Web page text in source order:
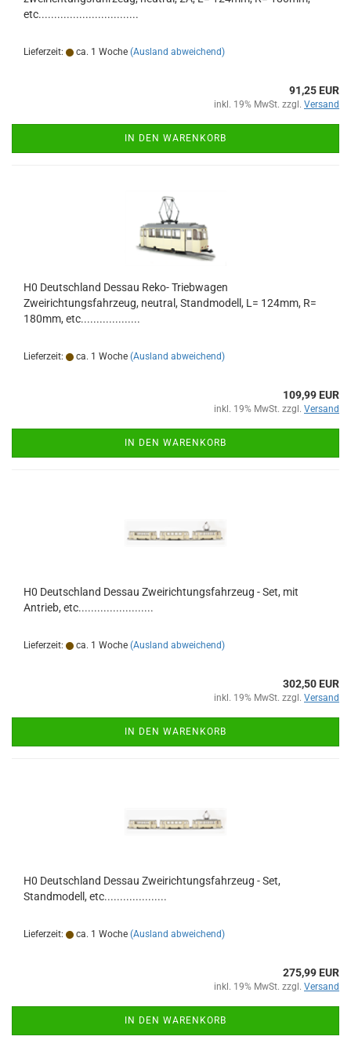
etc................................
Lieferzeit: ca. 1 Woche (Ausland abweichend)
91,25 EUR
inkl. 19% MwSt. zzgl. Versand
IN DEN WARENKORB
H0 Deutschland Dessau Reko- Triebwagen
Zweirichtungsfahrzeug, neutral, Standmodell, L= 124mm, R=
180mm, etc...................
Lieferzeit: ca. 1 Woche (Ausland abweichend)
109,99 EUR
inkl. 19% MwSt. zzgl. Versand
IN DEN WARENKORB
H0 Deutschland Dessau Zweirichtungsfahrzeug - Set, mit
Antrieb, etc........................
Lieferzeit: ca. 1 Woche (Ausland abweichend)
302,50 EUR
inkl. 19% MwSt. zzgl. Versand
IN DEN WARENKORB
H0 Deutschland Dessau Zweirichtungsfahrzeug - Set,
Standmodell, etc....................
Lieferzeit: ca. 1 Woche (Ausland abweichend)
275,99 EUR
inkl. 19% MwSt. zzgl. Versand
IN DEN WARENKORB